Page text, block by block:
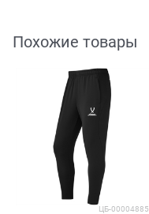
Похожие товары
ЦБ-00004885